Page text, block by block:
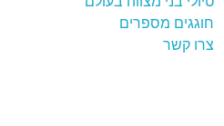
חוגגים מספרים
צרו קשר